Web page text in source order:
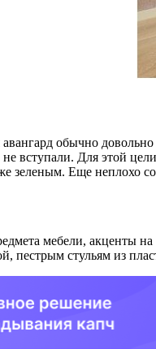
обычно
вступали. Для этой
зеленым. Еще неплохо
мебели, акценты
пестрым стульям из